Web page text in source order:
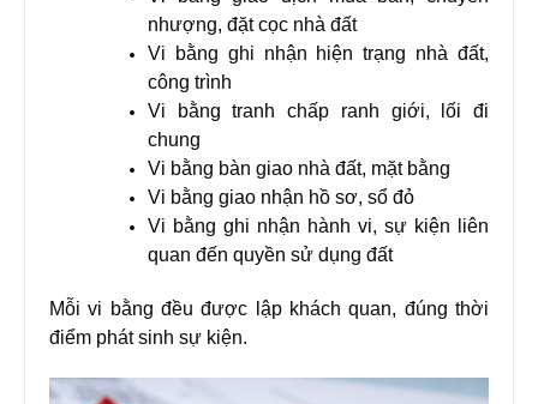
nhượng, đặt cọc nhà đất
Vi bằng ghi nhận hiện trạng nhà đất,
công trình
Vi bằng tranh chấp ranh giới, lối đi
chung
Vi bằng bàn giao nhà đất, mặt bằng
Vi bằng giao nhận hồ sơ, sổ đỏ
Vi bằng ghi nhận hành vi, sự kiện liên
quan đến quyền sử dụng đất
Mỗi vi bằng đều được lập khách quan, đúng thời
điểm phát sinh sự kiện.